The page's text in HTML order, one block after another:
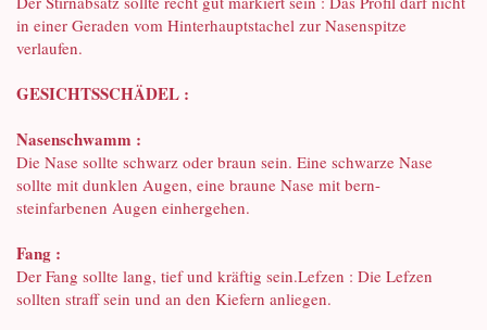
in einer Geraden vom Hinterhauptstachel zur Nasenspitze
verlaufen.
GESICHTSSCHÄDEL :
Nasenschwamm :
Die Nase sollte schwarz oder braun sein. Eine schwarze Nase
sollte mit dunklen Augen, eine braune Nase mit bern-
steinfarbenen Augen einhergehen.
Fang :
Der Fang sollte lang, tief und kräftig sein.Lefzen : Die Lefzen
sollten straff sein und an den Kiefern anliegen.